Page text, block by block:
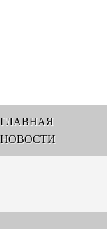
ГЛАВНАЯ
НОВОСТИ